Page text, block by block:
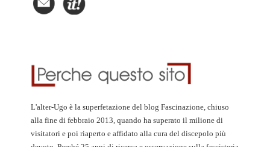
L'alter-Ugo è la superfetazione del blog Fascinazione, chiuso
alla fine di febbraio 2013, quando ha superato il milione di
visitatori e poi riaperto e affidato alla cura del discepolo più